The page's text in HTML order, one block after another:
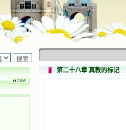
第二十八章 真教的标记